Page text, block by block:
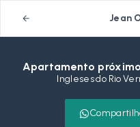
Jean
Apartamento
Ingleses do Rio